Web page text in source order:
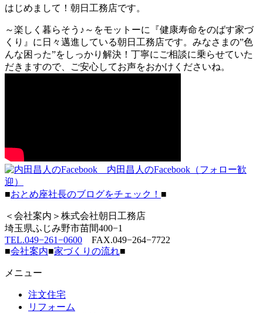
はじめまして！朝日工務店です。
～楽しく暮らそう♪～をモットーに『健康寿命をのばす家づ
くり』に日々邁進している朝日工務店です。みなさまの”色
んな困った”をしっかり解決！丁寧にご相談に乗らせていた
だきますので、ご安心してお声をおかけくださいね。
内田昌人のFacebook（フォロー歓
迎）
■おとめ座社長のブログをチェック！ ■
＜会社案内＞株式会社朝日工務店
埼玉県ふじみ野市苗間400−1
TEL.049−261−0600 FAX.049−264−7722
■会社案内■家づくりの流れ■
メニュー
注文住宅
リフォーム